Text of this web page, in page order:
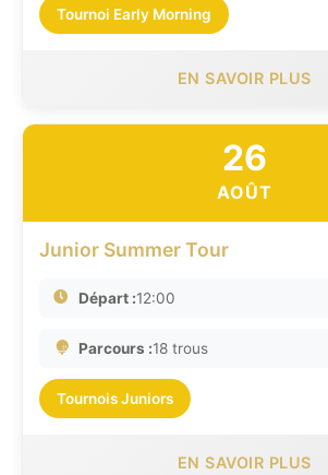
Tournoi Early Morning
EN SAVOIR PLUS
26
AOÛT
Junior Summer Tour
Départ :12:00
Parcours :18 trous
Tournois Juniors
EN SAVOIR PLUS